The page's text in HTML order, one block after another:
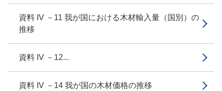
資料 IV －11 我が国における木材輸入量（国別）の
推移
資料 IV －12...
資料 IV －14 我が国の木材価格の推移